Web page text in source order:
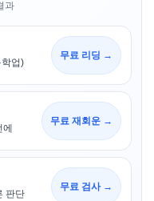
과
학업)
무료 리딩 →
무료 재회운 →
판단
무료 검사 →